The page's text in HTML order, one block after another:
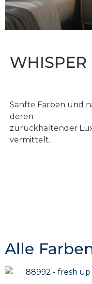
WHISPER
Sanfte Farben und
deren
zurückhaltender
vermittelt.
Alle